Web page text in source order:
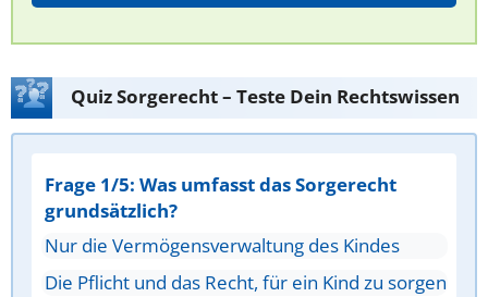
Quiz Sorgerecht – Teste Dein Rechtswissen
Frage 1/5: Was umfasst das Sorgerecht
grundsätzlich?
Nur die Vermögensverwaltung des Kindes
Die Pflicht und das Recht, für ein Kind zu sorgen